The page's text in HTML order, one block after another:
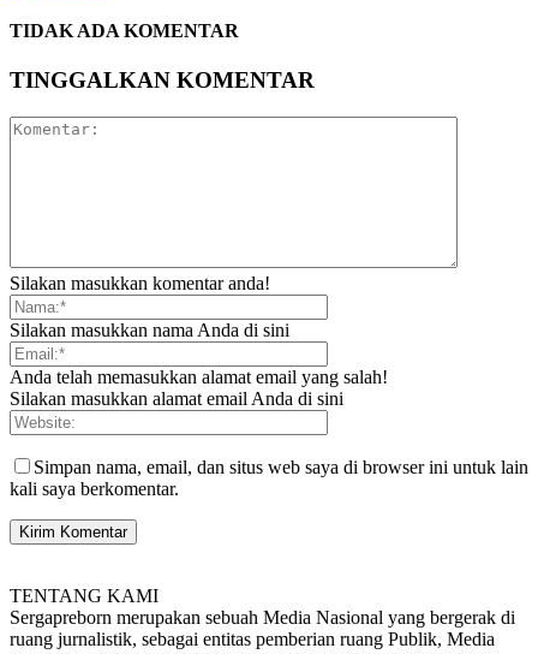
TIDAK ADA KOMENTAR
TINGGALKAN KOMENTAR
Silakan masukkan komentar anda!
Silakan masukkan nama Anda di sini
Anda telah memasukkan alamat email yang salah!
Silakan masukkan alamat email Anda di sini
Simpan nama, email, dan situs web saya di browser ini untuk lain
kali saya berkomentar.
TENTANG KAMI
Sergapreborn merupakan sebuah Media Nasional yang bergerak di
ruang jurnalistik, sebagai entitas pemberian ruang Publik, Media